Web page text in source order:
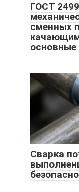
ГОСТ
сменных
Сварка